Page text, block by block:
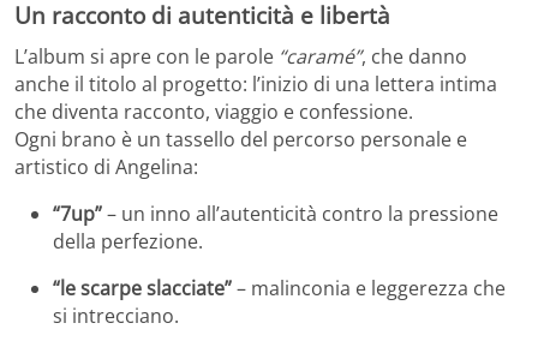
Un racconto di autenticità e libertà
L’album si apre con le parole “caramé”, che danno
anche il titolo al progetto: l’inizio di una lettera intima
che diventa racconto, viaggio e confessione.
Ogni brano è un tassello del percorso personale e
artistico di Angelina:
“7up”– un inno all’autenticità contro la pressione
della perfezione.
“le scarpe slacciate”– malinconia e leggerezza che
si intrecciano.